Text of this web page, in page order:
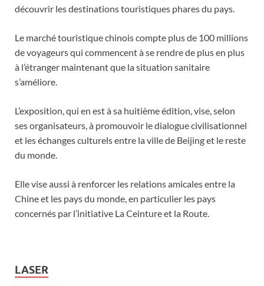
découvrir les destinations touristiques phares du pays.
Le marché touristique chinois compte plus de 100 millions
de voyageurs qui commencent à se rendre de plus en plus
à l’étranger maintenant que la situation sanitaire
s’améliore.
L’exposition, qui en est à sa huitième édition, vise, selon
ses organisateurs, à promouvoir le dialogue civilisationnel
et les échanges culturels entre la ville de Beijing et le reste
du monde.
Elle vise aussi à renforcer les relations amicales entre la
Chine et les pays du monde, en particulier les pays
concernés par l’initiative La Ceinture et la Route.
LASER